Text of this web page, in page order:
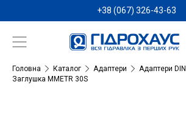
+38 (067) 326-43-63
Головна Каталог Адаптери
Адаптери DIN
Заглушка MMETR 30S